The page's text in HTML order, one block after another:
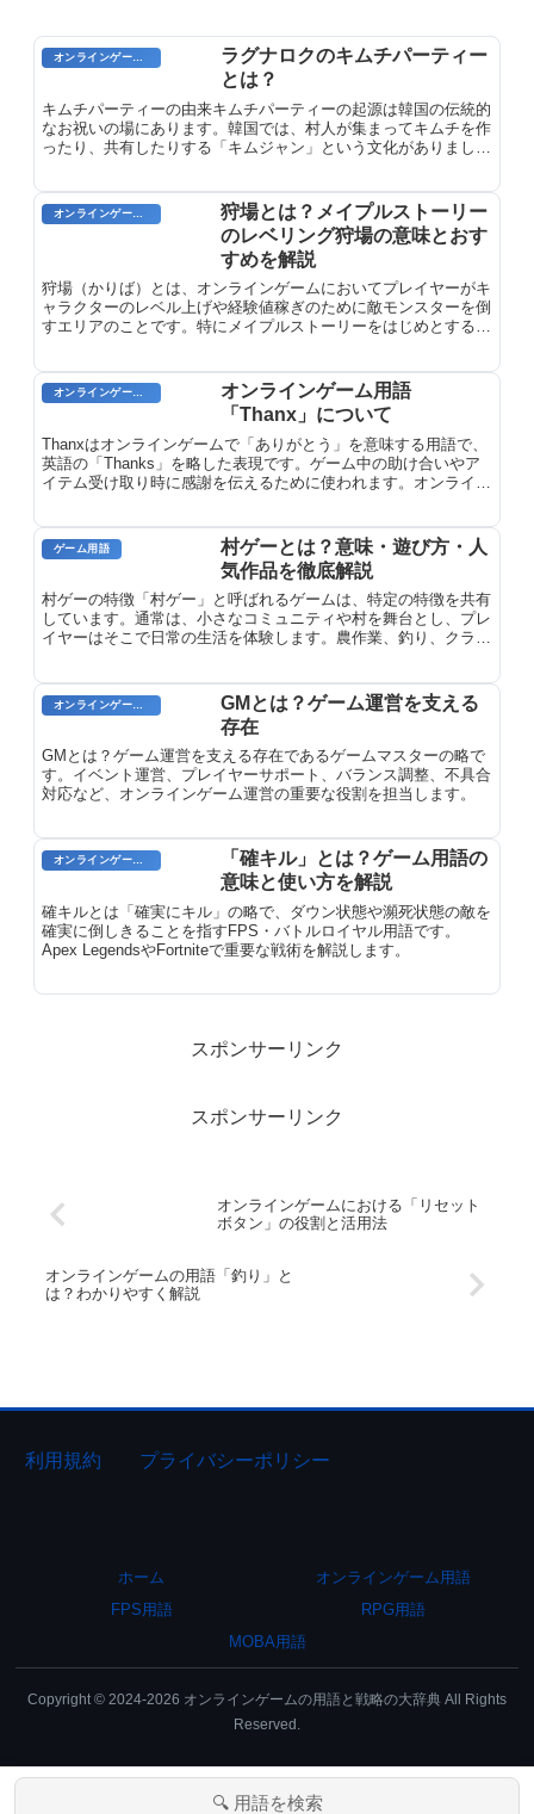
オンラインゲーム用語
ラグナロクのキムチパーティー
とは？
キムチパーティーの由来キムチパーティーの起源は韓国の伝統的
なお祝いの場にあります。韓国では、村人が集まってキムチを作
ったり、共有したりする「キムジャン」という文化がありまし
れるようになり、韓国における人気の社交行事へと発展したので
す。
狩場とは？メイプルストーリー
のレベリング狩場の意味とおす
すめを解説
狩場（かりば）とは、オンラインゲームにおいてプレイヤーがキ
ャラクターのレベル上げや経験値稼ぎのために敵モンスターを倒
すエリアのことです。特にメイプルストーリーをはじめとする
ゲームの進行速度を大きく左右する重要な要素となります。
オンラインゲーム用語
オンラインゲーム用語
「Thanx」について
Thanxはオンラインゲームで「ありがとう」を意味する用語で、
英語の「Thanks」を略した表現です。ゲーム中の助け合いやア
イテム受け取り時に感謝を伝えるために使われます。オンライン
ゲーム用語
村ゲーとは？意味・遊び方・人
気作品を徹底解説
村ゲーの特徴「村ゲー」と呼ばれるゲームは、特定の特徴を共有
しています。通常は、小さなコミュニティや村を舞台とし、プレ
イヤーはそこで日常の生活を体験します。農作業、釣り、クラフ
が他のプレイヤーと協力したり、競争したりできるようになって
います。
GMとは？ゲーム運営を支える
存在
GMとは？ゲーム運営を支える存在であるゲームマスターの略で
す。イベント運営、プレイヤーサポート、バランス調整、不具合
対応など、オンラインゲーム運営の重要な役割を担当します。
オンラインゲーム用語
「確キル」とは？ゲーム用語の
意味と使い方を解説
確キルとは「確実にキル」の略で、ダウン状態や瀕死状態の敵を
確実に倒しきることを指すFPS・バトルロイヤル用語です。
Apex LegendsやFortniteで重要な戦術を解説します。
スポンサーリンク
スポンサーリンク
オンラインゲームにおける「リセット
ボタン」の役割と活用法
オンラインゲームの用語「釣り」と
は？わかりやすく解説
利用規約 プライバシーポリシー
ホーム
オンラインゲーム用語
FPS用語
RPG用語
MOBA用語
Copyright © 2024-2026 オンラインゲームの用語と戦略の大辞典 All Rights
Reserved.
🔍 用語を検索